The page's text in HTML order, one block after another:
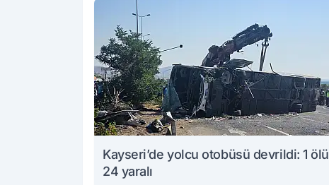
Kayseri’de yolcu otobüsü devrildi: 1 ölü
24 yaralı